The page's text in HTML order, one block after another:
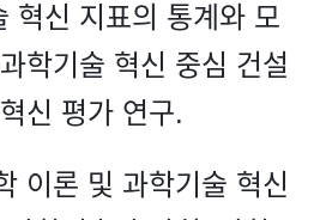
혁신 지표의 통계와 모
학기술 혁신 중심 건설
신 평가 연구.
이론 및 과학기술 혁신